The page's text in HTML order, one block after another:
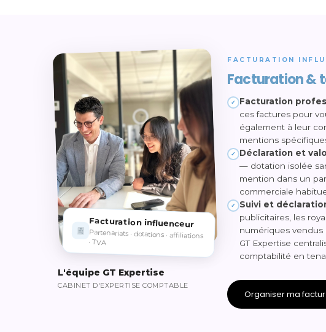
Facturation influenceur
Partenariats · dotations · affiliations
· TVA
L'équipe GT Expertise
CABINET D'EXPERTISE COMPTABLE
FACTURATION
Facturation &
✓ Facturation
ces factures pour
également à leur
mentions
✓ Déclaration et
— dotation isolée
mention dans un
commerciale
✓ Suivi et
publicitaires, les
numériques vendus
GT Expertise
comptabilité en
Organiser ma